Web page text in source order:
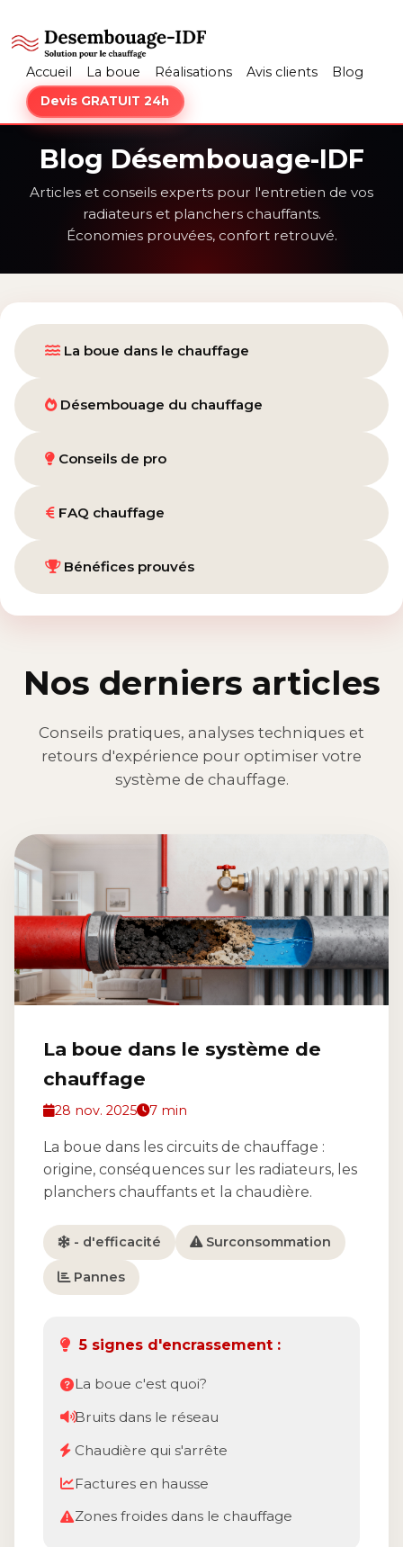
Accueil La boue Réalisations Avis clients Blog
Devis GRATUIT 24h
Blog Désembouage-IDF
Articles et conseils experts pour l'entretien de vos
radiateurs et planchers chauffants.
Économies prouvées, confort retrouvé.
La boue dans le chauffage
Désembouage du chauffage
Conseils de pro
FAQ chauffage
Bénéfices prouvés
Nos derniers articles
Conseils pratiques, analyses techniques et
retours d'expérience pour optimiser votre
système de chauffage.
La boue dans le système de
chauffage
28 nov. 2025 7 min
La boue dans les circuits de chauffage :
origine, conséquences sur les radiateurs, les
planchers chauffants et la chaudière.
- d'efficacité Surconsommation
Pannes
5 signes d'encrassement :
La boue c'est quoi?
Bruits dans le réseau
Chaudière qui s'arrête
Factures en hausse
Zones froides dans le chauffage